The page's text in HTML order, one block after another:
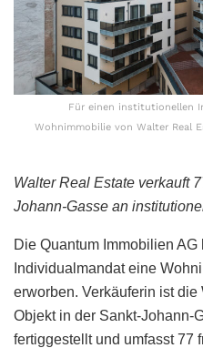
Für einen institutionellen
Wohnimmobilie von Walter Real
Walter Real Estate verkauft
Johann-Gasse an
Die Quantum Immobilien
Individualmandat eine
erworben. Verkäuferin ist
Objekt in der Sankt-Johann-
fertiggestellt und umfasst 77